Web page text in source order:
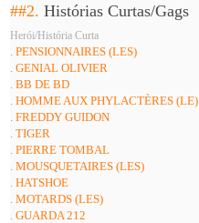
##2.Histórias Curtas/Gags
Herói/História Curta
. PENSIONNAIRES (LES)
. GENIAL OLIVIER
. BB DE BD
. HOMME AUX PHYLACTÈRES (LE)
. FREDDY GUIDON
. TIGER
. PIERRE TOMBAL
. MOUSQUETAIRES (LES)
. HATSHOE
. MOTARDS (LES)
. GUARDA 212